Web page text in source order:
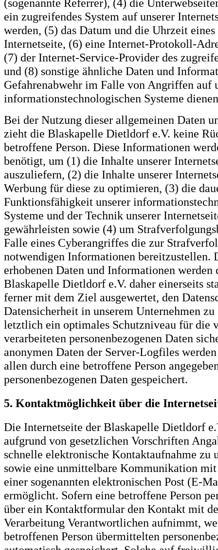
ein zugreifendes System auf unserer
werden, (5) das Datum und die Uhrzeit
Internetseite, (6) eine Internet-Protokoll-
(7) der Internet-Service-Provider des
und (8) sonstige ähnliche Daten und
Gefahrenabwehr im Falle von Angriffen auf
informationstechnologischen Systeme
Bei der Nutzung dieser allgemeinen Daten
zieht die Blaskapelle Dietldorf e.V. keine
betroffene Person. Diese Informationen
benötigt, um (1) die Inhalte unserer
auszuliefern, (2) die Inhalte unserer
Werbung für diese zu optimieren, (3) die
Funktionsfähigkeit unserer
Systeme und der Technik unserer
gewährleisten sowie (4) um
Falle eines Cyberangriffes die zur
notwendigen Informationen bereitzustellen.
erhobenen Daten und Informationen werden
Blaskapelle Dietldorf e.V. daher einerseits
ferner mit dem Ziel ausgewertet, den
Datensicherheit in unserem Unternehmen zu
letztlich ein optimales Schutzniveau für die
verarbeiteten personenbezogenen Daten
anonymen Daten der Server-Logfiles
allen durch eine betroffene Person
personenbezogenen Daten gespeichert.
5. Kontaktmöglichkeit über die
Die Internetseite der Blaskapelle Dietldorf
aufgrund von gesetzlichen Vorschriften
schnelle elektronische Kontaktaufnahme zu
sowie eine unmittelbare Kommunikation
einer sogenannten elektronischen Post (E-
ermöglicht. Sofern eine betroffene Person
über ein Kontaktformular den Kontakt mit
Verarbeitung Verantwortlichen aufnimmt,
betroffenen Person übermittelten